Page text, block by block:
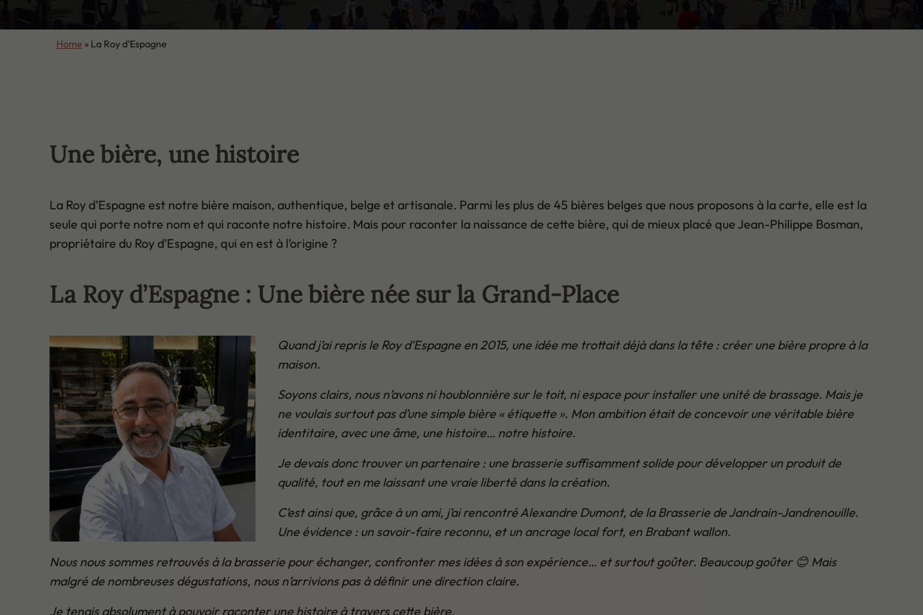
Home » La Roy d’Espagne
Une bière, une histoire
La Roy d’Espagne est notre bière maison, authentique, belge et artisanale. Parmi les plus de 45 bières belges que nous proposons à la carte, elle est la
seule qui porte notre nom et qui raconte notre histoire. Mais pour raconter la naissance de cette bière, qui de mieux placé que Jean-Philippe Bosman,
propriétaire du Roy d’Espagne, qui en est à l’origine ?
La Roy d’Espagne : Une bière née sur la Grand-Place
Quand j’ai repris le Roy d’Espagne en 2015, une idée me trottait déjà dans la tête : créer une bière propre à la
maison.
Soyons clairs, nous n’avons ni houblonnière sur le toit, ni espace pour installer une unité de brassage. Mais je
ne voulais surtout pas d’une simple bière « étiquette ». Mon ambition était de concevoir une véritable bière
identitaire, avec une âme, une histoire… notre histoire.
Je devais donc trouver un partenaire : une brasserie suffisamment solide pour développer un produit de
qualité, tout en me laissant une vraie liberté dans la création.
C’est ainsi que, grâce à un ami, j’ai rencontré Alexandre Dumont, de la Brasserie de Jandrain-Jandrenouille.
Une évidence : un savoir-faire reconnu, et un ancrage local fort, en Brabant wallon.
Nous nous sommes retrouvés à la brasserie pour échanger, confronter mes idées à son expérience… et surtout goûter. Beaucoup goûter 😊 Mais
malgré de nombreuses dégustations, nous n’arrivions pas à définir une direction claire.
Je tenais absolument à pouvoir raconter une histoire à travers cette bière.